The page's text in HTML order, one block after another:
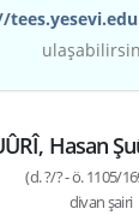
Hasan
(d. ?/? - ö. 1105/
divan şairi